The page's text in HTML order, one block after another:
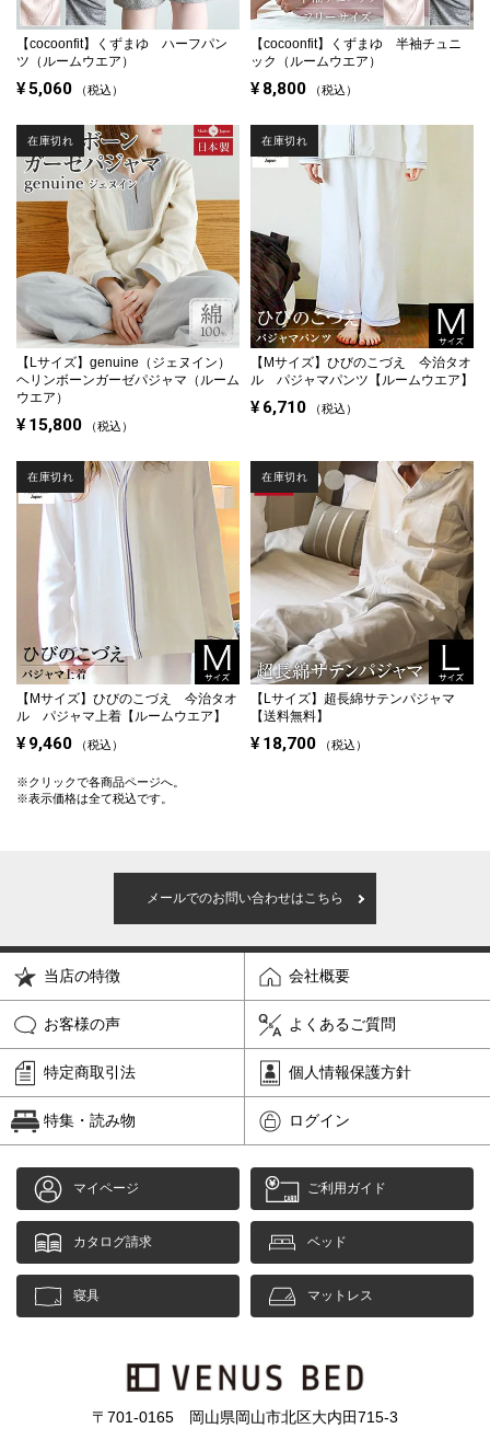
【cocoonfit】くずまゆ ハーフパン
ツ（ルームウエア）
¥5,060 税込
【cocoonfit】くずまゆ 半袖チュニ
ック（ルームウエア）
¥ 8,800 税込
【Lサイズ】 genuine（ジェヌイン）
ヘリンボーンガーゼパジャマ（ルーム
ウエア）
¥ 15,800 税込
在庫切れ
【Mサイズ】 ひびのこづえ 今治タオ
ル パジャマパンツ【ルームウエア】
¥ 6,710 税込
在庫切れ
【Mサイズ】 ひびのこづえ 今治タオ
ル パジャマ上着【ルームウエア】
¥ 9,460 税込
在庫切れ
【Lサイズ】 超長綿サテンパジャマ
【送料無料】
¥ 18,700 税込
在庫切れ
※クリックで各商品ページへ。
※表示価格は全て税込です。
メールでのお問い合わせはこちら
当店の特徴 会社概要
お客様の声 よくあるご質問
特定商取引法 個人情報保護方針
特集・読み物 ログイン
マイページ ご利用ガイド
カタログ請求 ベッド
寝具 マットレス
〒701-0165 岡山県岡山市北区大内田715-3